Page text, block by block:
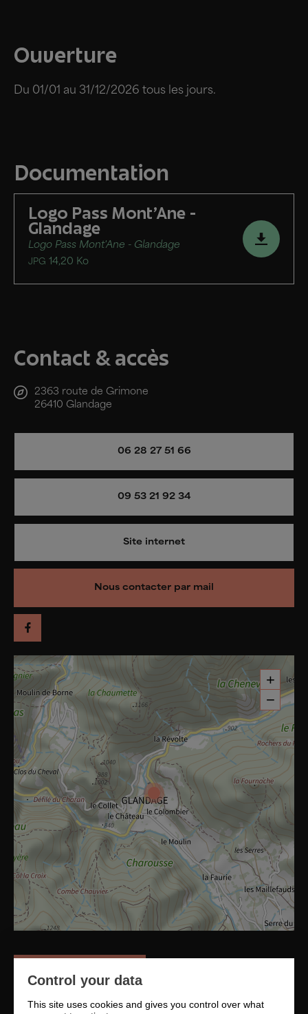
Ouverture
Du 01/01 au 31/12/2026 tous les jours.
Documentation
Logo Pass Mont'Ane -
Glandage
Logo Pass Mont'Ane - Glandage
JPG 14,20 Ko
Contact & accès
2363 route de Grimone
26410 Glandage
06 28 27 51 66
09 53 21 92 34
Site internet
Nous contacter par mail
+
−
Chercher un itinéraire
Control your data
This site uses cookies and gives you control over what